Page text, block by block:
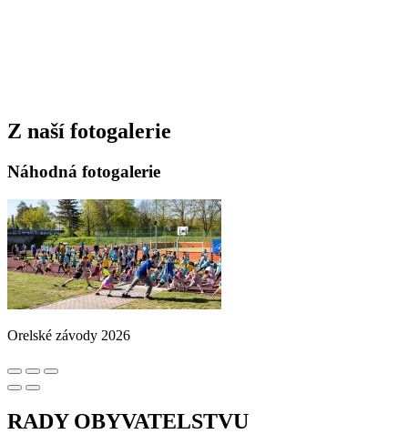
Z naší fotogalerie
Náhodná fotogalerie
Orelské závody 2026
RADY OBYVATELSTVU